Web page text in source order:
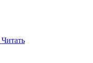
Читать